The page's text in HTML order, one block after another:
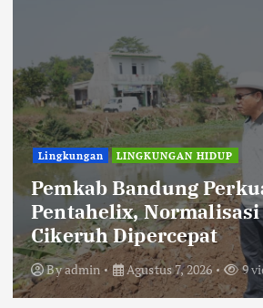
Lingkungan LINGKUNGAN HIDUP
Pemkab Bandung
Pentahelix,
Cikeruh Dipercepat
Byadmin Agustus 7, 2026 9